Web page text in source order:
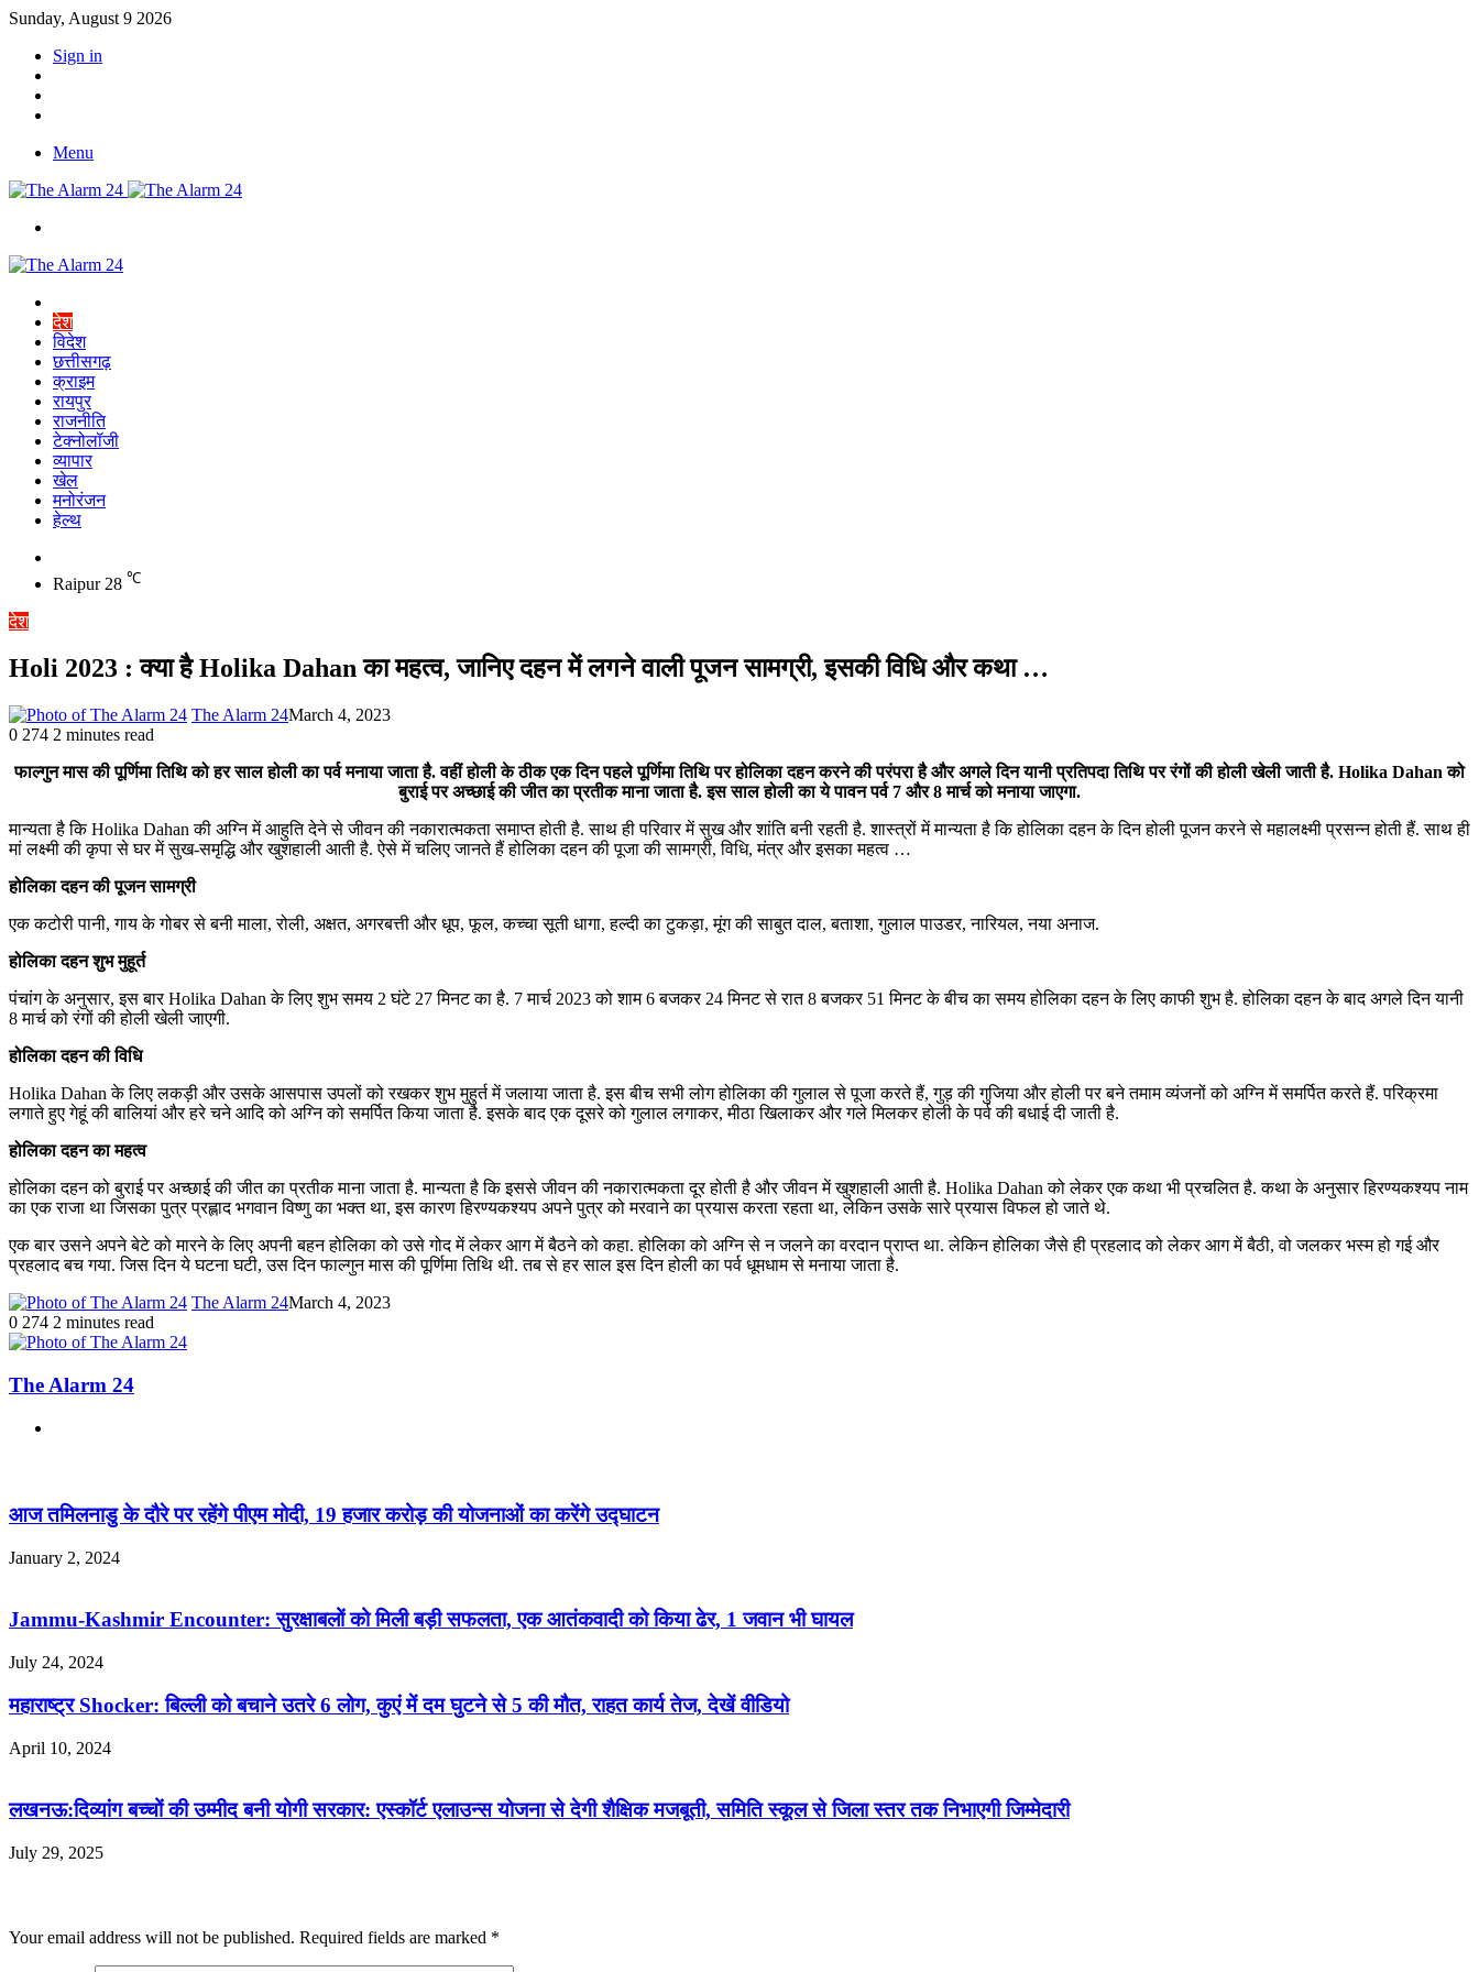
Sunday, August 9 2026
Sign in
Menu
देश
विदेश
छत्तीसगढ़
क्राइम
रायपुर
राजनीति
टेक्नोलॉजी
व्यापार
खेल
मनोरंजन
हेल्थ
skin
Raipur 28 ℃
देश
Holi 2023 : क्या है Holika Dahan का महत्व, जानिए दहन में लगने वाली पूजन सामग्री, इसकी विधि और कथा …
The Alarm 24March 4, 2023
0 274 2 minutes read
फाल्गुन मास की पूर्णिमा तिथि को हर साल होली का पर्व मनाया जाता है. वहीं होली के ठीक एक दिन पहले पूर्णिमा तिथि पर होलिका दहन करने की परंपरा है और अगले दिन यानी प्रतिपदा तिथि पर रंगों की होली खेली जाती है. Holika Dahan को
बुराई पर अच्छाई की जीत का प्रतीक माना जाता है. इस साल होली का ये पावन पर्व 7 और 8 मार्च को मनाया जाएगा.
मान्यता है कि Holika Dahan की अग्नि में आहुति देने से जीवन की नकारात्मकता समाप्त होती है. साथ ही परिवार में सुख और शांति बनी रहती है. शास्त्रों में मान्यता है कि होलिका दहन के दिन होली पूजन करने से महालक्ष्मी प्रसन्न होती हैं. साथ ही
मां लक्ष्मी की कृपा से घर में सुख-समृद्धि और खुशहाली आती है. ऐसे में चलिए जानते हैं होलिका दहन की पूजा की सामग्री, विधि, मंत्र और इसका महत्व …
होलिका दहन की पूजन सामग्री
एक कटोरी पानी, गाय के गोबर से बनी माला, रोली, अक्षत, अगरबत्ती और धूप, फूल, कच्चा सूती धागा, हल्दी का टुकड़ा, मूंग की साबुत दाल, बताशा, गुलाल पाउडर, नारियल, नया अनाज.
होलिका दहन शुभ मुहूर्त
पंचांग के अनुसार, इस बार Holika Dahan के लिए शुभ समय 2 घंटे 27 मिनट का है. 7 मार्च 2023 को शाम 6 बजकर 24 मिनट से रात 8 बजकर 51 मिनट के बीच का समय होलिका दहन के लिए काफी शुभ है. होलिका दहन के बाद अगले दिन यानी
8 मार्च को रंगों की होली खेली जाएगी.
होलिका दहन की विधि
Holika Dahan के लिए लकड़ी और उसके आसपास उपलों को रखकर शुभ मुहुर्त में जलाया जाता है. इस बीच सभी लोग होलिका की गुलाल से पूजा करते हैं, गुड़ की गुजिया और होली पर बने तमाम व्‍यंजनों को अग्नि में समर्पित करते हैं. परिक्रमा
लगाते हुए गेहूं की बालियां और हरे चने आदि को अग्नि को समर्पित किया जाता है. इसके बाद एक दूसरे को गुलाल लगाकर, मीठा खिलाकर और गले मिलकर होली के पर्व की बधाई दी जाती है.
होलिका दहन का महत्‍व
होलिका दहन को बुराई पर अच्‍छाई की जीत का प्र‍तीक माना जाता है. मान्‍यता है कि इससे जीवन की नकारात्‍मकता दूर होती है और जीवन में खुशहाली आती है. Holika Dahan को लेकर एक कथा भी प्रचलित है. कथा के अनुसार हिरण्यकश्यप नाम
का एक राजा था जिसका पुत्र प्रह्लाद भगवान विष्णु का भक्त था, इस कारण हिरण्यकश्यप अपने पुत्र को मरवाने का प्रयास करता रहता था, लेकिन उसके सारे प्रयास विफल हो जाते थे.
एक बार उसने अपने बेटे को मारने के लिए अपनी बहन होलिका को उसे गोद में लेकर आग में बैठने को कहा. होलिका को अग्नि से न जलने का वरदान प्राप्‍त था. लेकिन होलिका जैसे ही प्रहलाद को लेकर आग में बैठी, वो जलकर भस्‍म हो गई और
प्रहलाद बच गया. जिस दिन ये घटना घटी, उस दिन फाल्‍गुन मास की पूर्णिमा तिथि थी. तब से हर साल इस दिन होली का पर्व धूमधाम से मनाया जाता है.
The Alarm 24March 4, 2023
0 274 2 minutes read
The Alarm 24
आज तमिलनाडु के दौरे पर रहेंगे पीएम मोदी, 19 हजार करोड़ की योजनाओं का करेंगे उद्घाटन
January 2, 2024
Jammu-Kashmir Encounter: सुरक्षाबलों को मिली बड़ी सफलता, एक आतंकवादी को किया ढेर, 1 जवान भी घायल
July 24, 2024
महाराष्ट्र Shocker: बिल्ली को बचाने उतरे 6 लोग, कुएं में दम घुटने से 5 की मौत, राहत कार्य तेज, देखें वीडियो
April 10, 2024
लखनऊ:दिव्यांग बच्चों की उम्मीद बनी योगी सरकार: एस्कॉर्ट एलाउन्स योजना से देगी शैक्षिक मजबूती, समिति स्कूल से जिला स्तर तक निभाएगी जिम्मेदारी
July 29, 2025
Your email address will not be published. Required fields are marked *